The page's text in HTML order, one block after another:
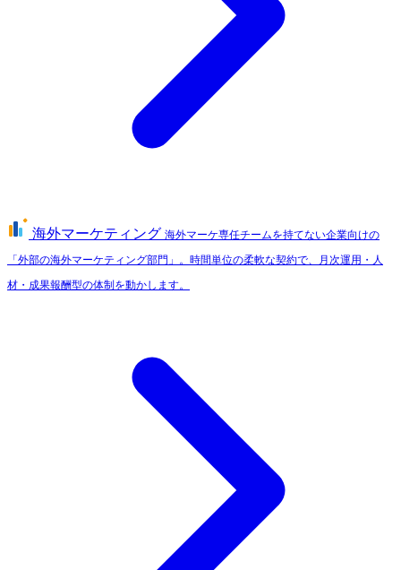
海外マーケティング 海外マーケ専任チームを持てない企業向けの
「外部の海外マーケティング部門」。時間単位の柔軟な契約で、月次運用・人
材・成果報酬型の体制を動かします。